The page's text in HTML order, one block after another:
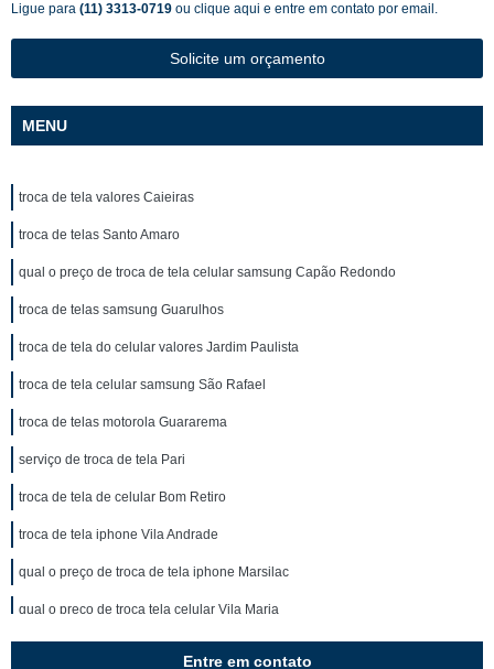
Ligue para (11) 3313-0719 ou clique aqui e entre em contato por email.
Solicite um orçamento
MENU
troca de tela valores Caieiras
troca de telas Santo Amaro
qual o preço de troca de tela celular samsung Capão Redondo
troca de telas samsung Guarulhos
troca de tela do celular valores Jardim Paulista
troca de tela celular samsung São Rafael
troca de telas motorola Guararema
serviço de troca de tela Pari
troca de tela de celular Bom Retiro
troca de tela iphone Vila Andrade
qual o preço de troca de tela iphone Marsilac
qual o preço de troca tela celular Vila Maria
Entre em contato